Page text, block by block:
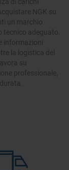
NGK su
un marchio
tecnico adeguato.
la logistica del
su
professionale,